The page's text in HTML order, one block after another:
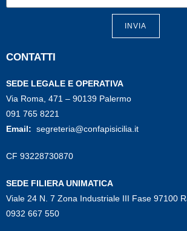
INVIA
CONTATTI
SEDE LEGALE E OPERATIVA
Via Roma, 471 – 90139 Palermo
091 765 8221
Email: segreteria@confapisicilia.it
CF 93228730870
SEDE FILIERA UNIMATICA
Viale 24 N. 7 Zona Industriale III Fase 97100
0932 667 550